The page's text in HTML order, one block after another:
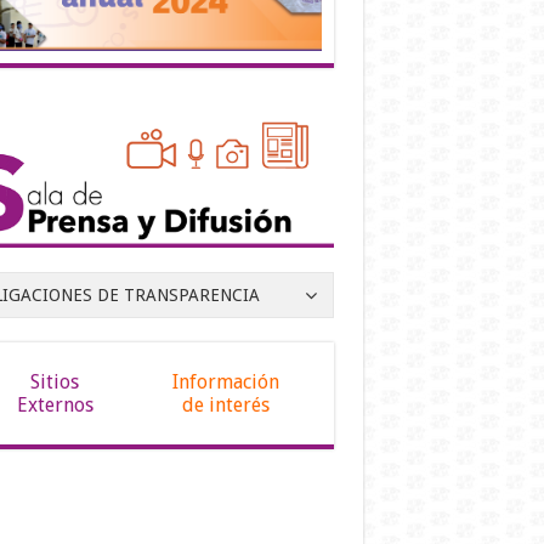
DE TRANSPARENCIA
Sitios
Externos
Información
de interés